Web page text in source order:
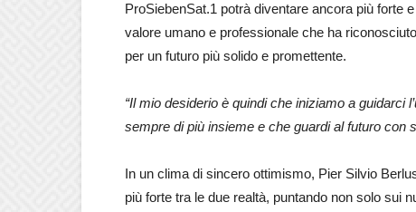
ProSiebenSat.1 potrà diventare ancora più forte
valore umano e professionale che ha
per un futuro più solido e promettente.
“Il mio desiderio è quindi che iniziamo a guidarci
sempre di più insieme e che guardi al futuro con
In un clima di sincero ottimismo, Pier Silvio
più forte tra le due realtà, puntando non solo sui